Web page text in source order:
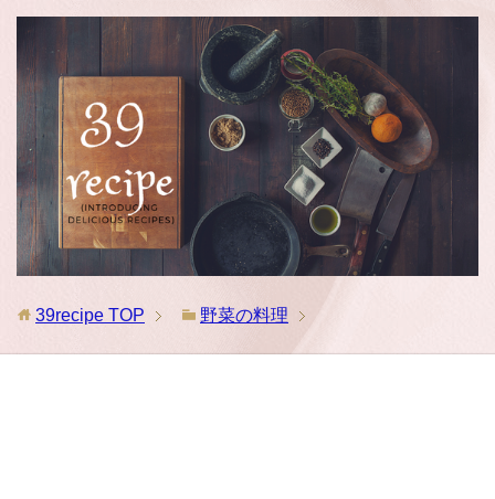
39recipe TOP 野菜の料理